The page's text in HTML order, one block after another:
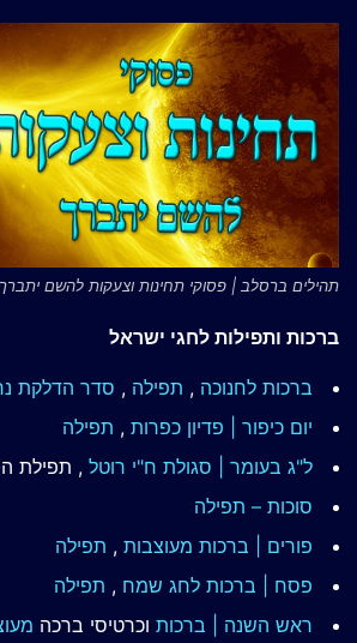
תהילים ברסלב | פסוקי תחינות וצעקות להשם יתברך
ברכות ותפילות לחגי ישראל
ברכות לחנוכה , תפילה , סדר הדלקת
יום כיפור | פדיון כפרות , תפילה
ל"ג בעומר | סגולת ח"י רוטל , תפילת
סוכות – תפילה
פורים | ברכות מעוצבות , תפילה
פסח | ברכות לחג שמח , תפילה
ראש השנה | ברכות וכרטיסי ברכה